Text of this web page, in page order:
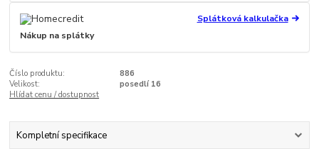
Splátková kalkulačka
Nákup na splátky
Číslo produktu:
886
Velikost:
posedlí 16
Hlídat cenu / dostupnost
Kompletní specifikace